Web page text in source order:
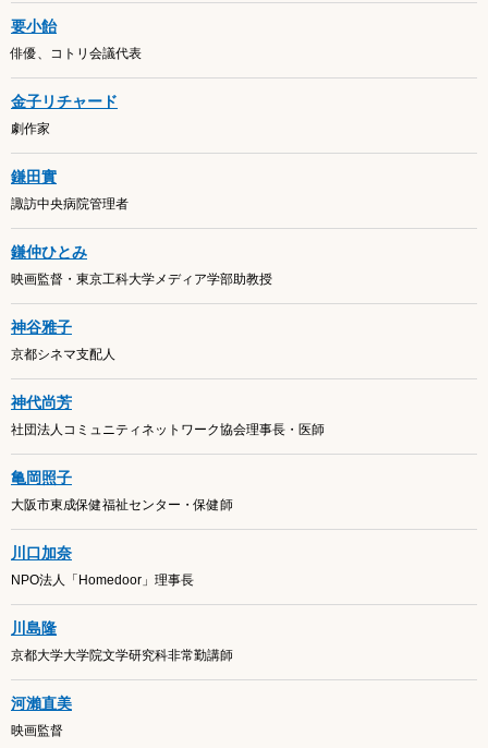
要小飴
俳優、コトリ会議代表
金子リチャード
劇作家
鎌田實
諏訪中央病院管理者
鎌仲ひとみ
映画監督・東京工科大学メディア学部助教授
神谷雅子
京都シネマ支配人
神代尚芳
社団法人コミュニティネットワーク協会理事長・医師
亀岡照子
大阪市東成保健福祉センター・保健師
川口加奈
NPO法人「Homedoor」理事長
川島隆
京都大学大学院文学研究科非常勤講師
河瀨直美
映画監督